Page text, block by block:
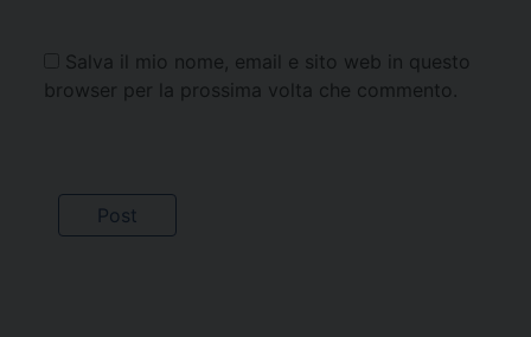
Salva il mio nome, email e sito web in questo
browser per la prossima volta che commento.